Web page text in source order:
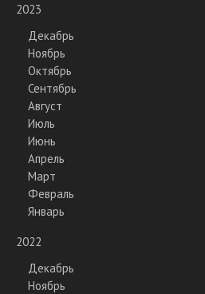
2023
Декабрь
Ноябрь
Октябрь
Сентябрь
Август
Июль
Июнь
Апрель
Март
Февраль
Январь
2022
Декабрь
Ноябрь